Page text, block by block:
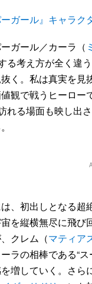
ーガール』キャラク
ガール／カーラ（
る考え方が全く違
抜く。私は真実を
観で戦うヒーロ
れる場面も映し出
、初出しとなる超
を縦横無尽に飛
クレム（マティア
ラの相棒である“
増していく。さら